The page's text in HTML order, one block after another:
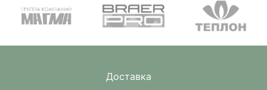
Доставка